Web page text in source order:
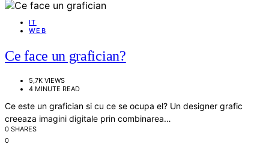
IT
WEB
Ce face un grafician?
5,7K VIEWS
4 MINUTE READ
Ce este un grafician si cu ce se ocupa el? Un designer grafic
creeaza imagini digitale prin combinarea…
0 SHARES
0